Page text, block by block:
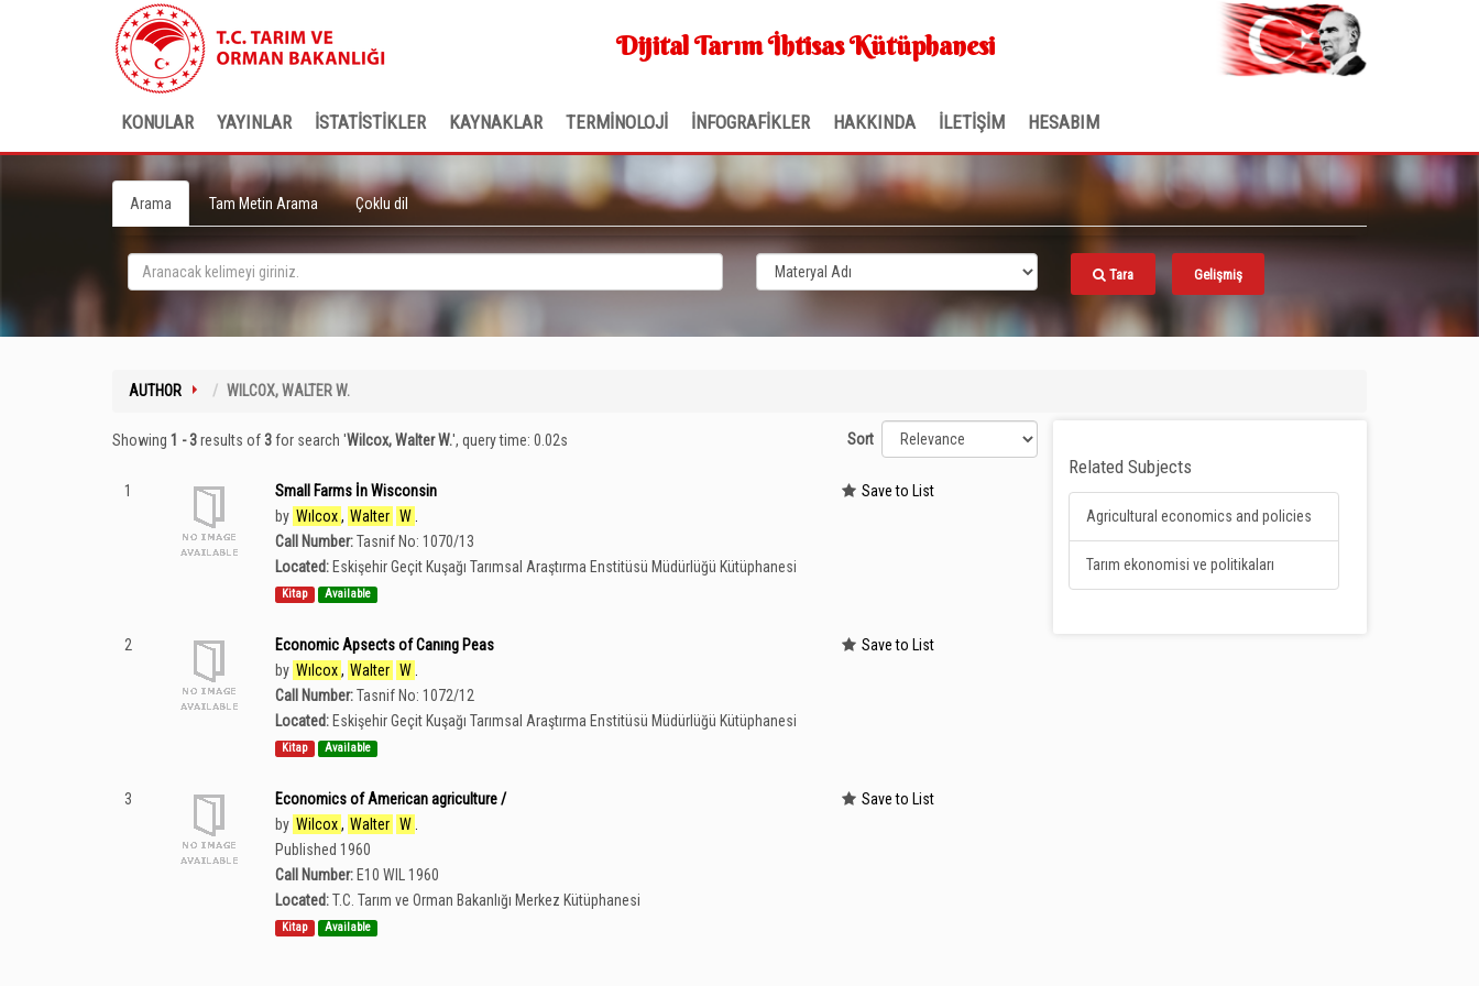
Dijital Tarım İhtisas Kütüphanesi
KONULAR YAYINLAR İSTATİSTİKLER KAYNAKLAR TERMİNOLOJİ İNFOGRAFİKLER HAKKINDA İLETİŞİM HESABIM
Arama Tam Metin Arama Çoklu dil
Tara Gelişmiş
AUTHOR WILCOX, WALTER W.
Showing 1 - 3results of3for search 'Wilcox, Walter W.', query time: 0.02s Sort
1
Small Farms İn Wisconsin
by Wılcox , Walter W
Call Number:Tasnif No: 1070/13
Located: Eskişehir Geçit Kuşağı Tarımsal Araştırma Enstitüsü Müdürlüğü Kütüphanesi
Kitap Available
Save to List
2
Economic Apsects of Canıng Peas
by Wılcox , Walter W
Call Number:Tasnif No: 1072/12
Located: Eskişehir Geçit Kuşağı Tarımsal Araştırma Enstitüsü Müdürlüğü Kütüphanesi
Kitap Available
Save to List
3
Economics of American agriculture /
by Wilcox , Walter W
Published 1960
Call Number: E10 WIL 1960
Located:T.C. Tarım ve Orman Bakanlığı Merkez Kütüphanesi
Kitap Available
Save to List
Related Subjects
Agricultural economics and policies
Tarım ekonomisi ve politikaları